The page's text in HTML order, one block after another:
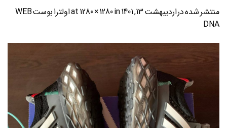
منتشر شده دراردیبهشت 13, 1401 1280 × 1280in
اولترا بوست WEB
DNA